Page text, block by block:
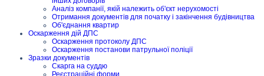
Аналіз компанії, якій належить об'єкт нерухомості
Отримання документів для початку і закінчення будівництва
Об'єднання квартир
Оскарження дій ДПС
Оскарження протоколу ДПС
Оскарження постанови патрульної поліції
Зразки документів
Скарга на суддю
Реєстраційні форми